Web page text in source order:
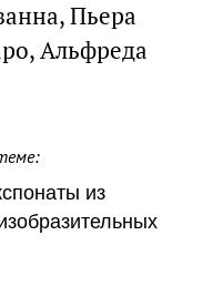
Пьера
Альфреда
из